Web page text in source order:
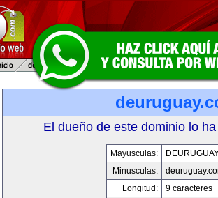
El dueño de este dominio lo
Mayusculas:
Minusculas:
Longitud:
9 caracteres